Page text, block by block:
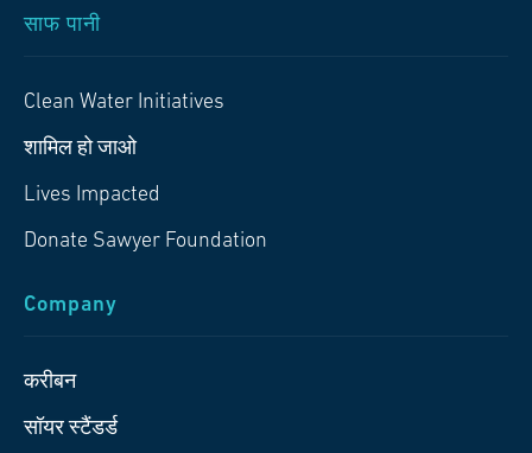
साफ पानी
Clean Water Initiatives
शामिल हो जाओ
Lives Impacted
Donate Sawyer Foundation
Company
करीबन
सॉयर स्टैंडर्ड